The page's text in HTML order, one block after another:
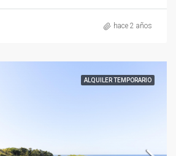
hace 2 años
ALQUILER TEMPORARIO